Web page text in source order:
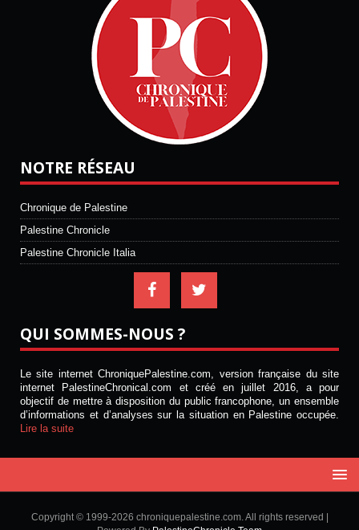
NOTRE RÉSEAU
Chronique de Palestine
Palestine Chronicle
Palestine Chronicle Italia
QUI SOMMES-NOUS ?
Le site internet ChroniquePalestine.com, version française du site
internet PalestineChronical.com et créé en juillet 2016, a pour
objectif de mettre à disposition du public francophone, un ensemble
d’informations et d’analyses sur la situation en Palestine occupée.
Lire la suite
Copyright © 1999-2026 chroniquepalestine.com. All rights reserved |